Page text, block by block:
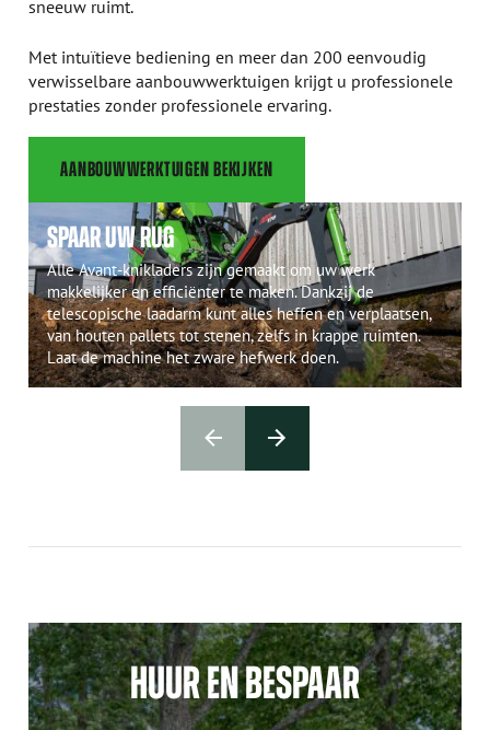
sneeuw ruimt.
Met intuïtieve bediening en meer dan 200 eenvoudig
verwisselbare aanbouwwerktuigen krijgt u professionele
prestaties zonder professionele ervaring.
AANBOUWWERKTUIGEN BEKIJKEN
SPAAR UW RUG
Alle Avant-knikladers zijn gemaakt om uw werk
makkelijker en efficiënter te maken. Dankzij de
telescopische laadarm kunt alles heffen en verplaatsen,
van houten pallets tot stenen, zelfs in krappe ruimten.
Laat de machine het zware hefwerk doen.
HUUR EN BESPAAR